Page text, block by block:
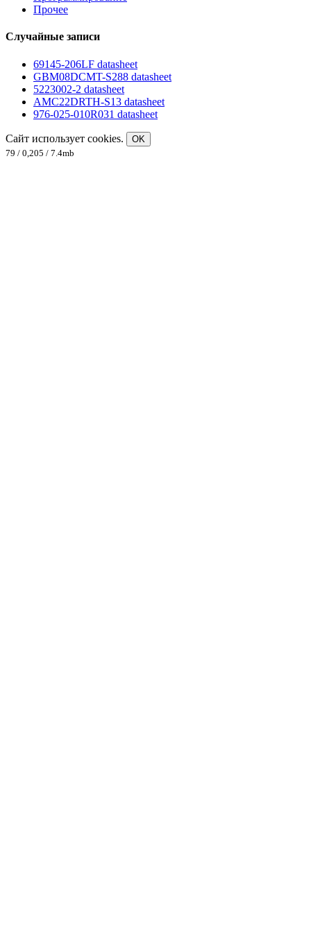
Прочее
Случайные записи
69145-206LF datasheet
GBM08DCMT-S288 datasheet
5223002-2 datasheet
AMC22DRTH-S13 datasheet
976-025-010R031 datasheet
Сайт использует cookies.
OK
79 / 0,205 / 7.4mb